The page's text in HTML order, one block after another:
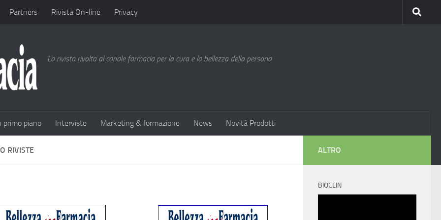
Partners Rivista On-line Privacy
La rivista rivolta al canale farmacia per la cura e la bellezza della persona
primo piano Interviste Marketing & formazione News Novità Prodotti
RIVISTE ALTRO
BIOCLIN